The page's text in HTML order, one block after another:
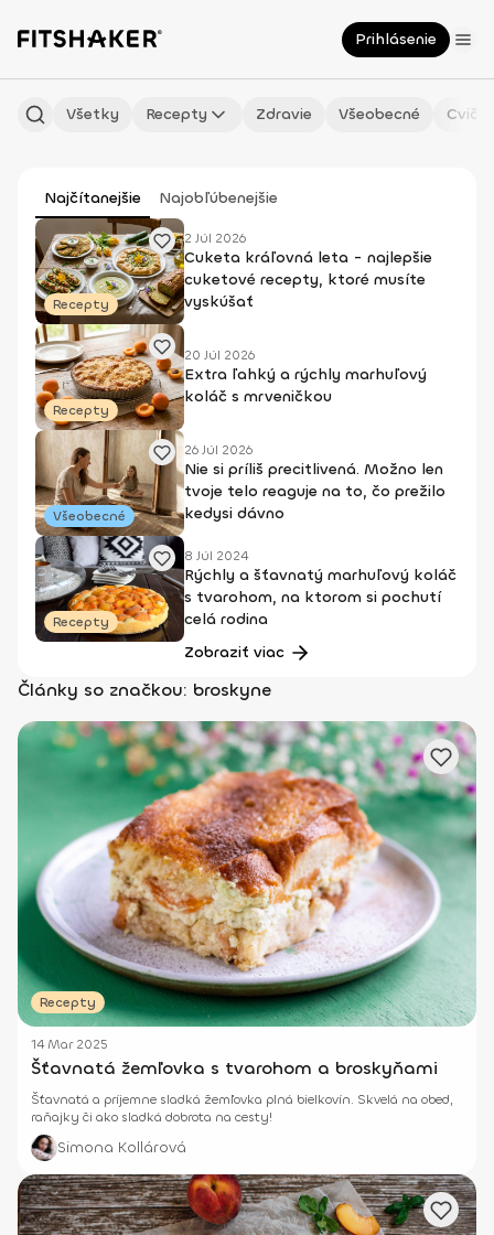
Prihlásenie
Všetky Recepty Zdravie Všeobecné
Najčítanejšie Najobľúbenejšie
Recepty
2 Júl 2026
Cuketa kráľovná leta - najlepšie
cuketové recepty, ktoré musíte
vyskúšať
Recepty
20 Júl 2026
Extra ľahký a rýchly marhuľový
koláč s mrveničkou
Všeobecné
26 Júl 2026
Nie si príliš precitlivená. Možno len
tvoje telo reaguje na to, čo prežilo
kedysi dávno
Recepty
8 Júl 2024
Rýchly a šťavnatý marhuľový koláč
s tvarohom, na ktorom si pochutí
celá rodina
Zobraziť viac
Články so značkou: broskyne
Recepty
14 Mar 2025
Šťavnatá žemľovka s tvarohom a broskyňami
Šťavnatá a príjemne sladká žemľovka plná bielkovín. Skvelá na obed,
raňajky či ako sladká dobrota na cesty!
Simona Kollárová